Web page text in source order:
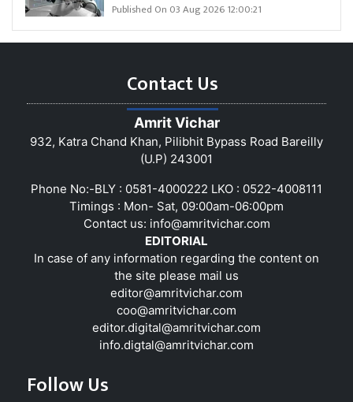
Published On 03 Aug 2026 12:00:21
Contact Us
Amrit Vichar
932, Katra Chand Khan, Pilibhit Bypass Road Bareilly
(U.P) 243001
Phone No:-BLY : 0581-4000222 LKO : 0522-4008111
Timings : Mon- Sat, 09:00am-06:00pm
Contact us: info@amritvichar.com
EDITORIAL
In case of any information regarding the content on
the site please mail us
editor@amritvichar.com
coo@amritvichar.com
editor.digital@amritvichar.com
info.digtal@amritvichar.com
Follow Us